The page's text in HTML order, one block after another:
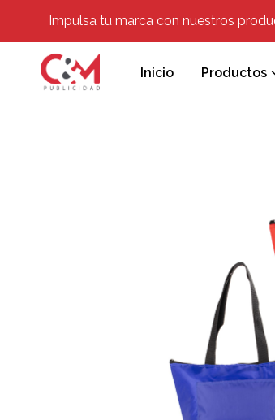
Impulsa tu marca con nuestros
Inicio Productos